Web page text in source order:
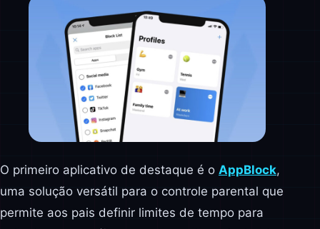
O primeiro aplicativo de destaque é o AppBlock,
uma solução versátil para o controle parental que
permite aos pais definir limites de tempo para